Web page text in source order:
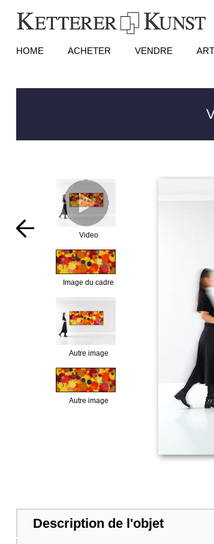
HOME ACHETER VENDRE
Video
Image du cadre
Autre image
Autre image
Description de l'objet